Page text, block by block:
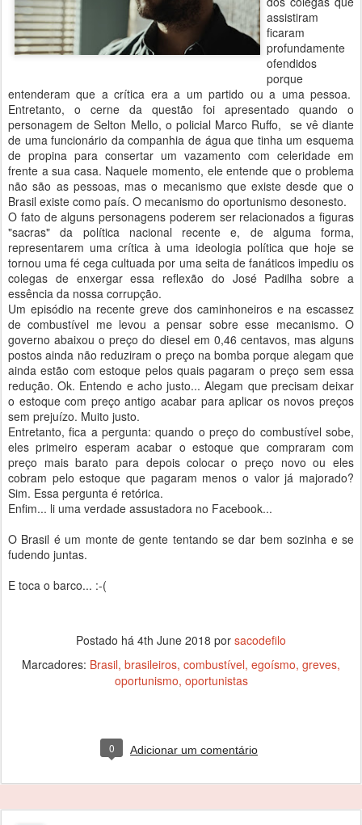
assistiram
ficaram
profundamente
ofendidos
porque
entenderam que a crítica era a um partido ou a uma pessoa.
Entretanto, o cerne da questão foi apresentado quando o
personagem de Selton Mello, o policial Marco Ruffo, se vê diante
de uma funcionário da companhia de água que tinha um esquema
de propina para consertar um vazamento com celeridade em
frente a sua casa. Naquele momento, ele entende que o problema
não são as pessoas, mas o mecanismo que existe desde que o
Brasil existe como país. O mecanismo do oportunismo desonesto.
O fato de alguns personagens poderem ser relacionados a figuras
"sacras" da política nacional recente e, de alguma forma,
representarem uma crítica à uma ideologia política que hoje se
tornou uma fé cega cultuada por uma seita de fanáticos impediu os
colegas de enxergar essa reflexão do José Padilha sobre a
essência da nossa corrupção.
Um episódio na recente greve dos caminhoneiros e na escassez
de combustível me levou a pensar sobre esse mecanismo. O
governo abaixou o preço do diesel em 0,46 centavos, mas alguns
postos ainda não reduziram o preço na bomba porque alegam que
ainda estão com estoque pelos quais pagaram o preço sem essa
redução. Ok. Entendo e acho justo... Alegam que precisam deixar
o estoque com preço antigo acabar para aplicar os novos preços
sem prejuízo. Muito justo.
Entretanto, fica a pergunta: quando o preço do combustível sobe,
eles primeiro esperam acabar o estoque que compraram com
preço mais barato para depois colocar o preço novo ou eles
cobram pelo estoque que pagaram menos o valor já majorado?
Sim. Essa pergunta é retórica.
Enfim... li uma verdade assustadora no Facebook...
O Brasil é um monte de gente tentando se dar bem sozinha e se
fudendo juntas.
E toca o barco... :-(
Postado há 4th June 2018 por sacodefilo
Marcadores: Brasil brasileiros combustível egoísmo greves
oportunismo oportunistas
0 Adicionar um comentário